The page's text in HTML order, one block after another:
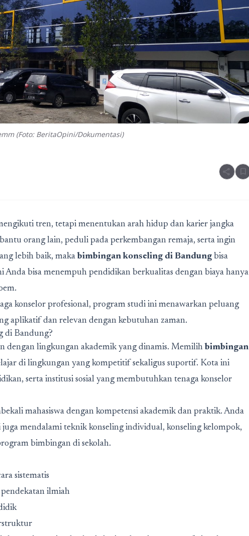
(Foto: BeritaOpini/Dokumentasi)
share bookmark
tren, tetapi menentukan arah hidup dan karier jangka
orang lain, peduli pada perkembangan remaja, serta ingin
lebih baik, maka bimbingan konseling di Bandung bisa
bisa menempuh pendidikan berkualitas dengan biaya hanya
konselor profesional, program studi ini menawarkan peluang
aplikatif dan relevan dengan kebutuhan zaman.
di Bandung?
dengan lingkungan akademik yang dinamis. Memilih bimbingan
di lingkungan yang kompetitif sekaligus suportif. Kota ini
serta institusi sosial yang membutuhkan tenaga konselor
mahasiswa dengan kompetensi akademik dan praktik. Anda
mendalami teknik konseling individual, konseling kelompok,
bimbingan di sekolah.
sistematis
ilmiah